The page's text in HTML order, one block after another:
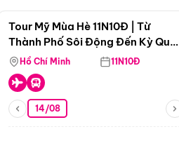
Tour Mỹ Mùa Hè 11N10Đ | Từ
Thành Phố Sôi Động Đến Kỳ Quan
Thiên Nhiên Mỹ
Hồ Chí Minh 11N10Đ
14/08